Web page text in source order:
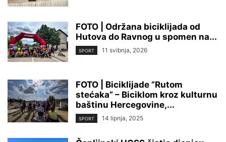
FOTO | Održana biciklijada od
Hutova do Ravnog u spomen na...
SPORT 11 svibnja, 2026
FOTO | Biciklijade ”Rutom
stećaka” – Biciklom kroz kulturnu
baštinu Hercegovine,...
SPORT 14 lipnja, 2025